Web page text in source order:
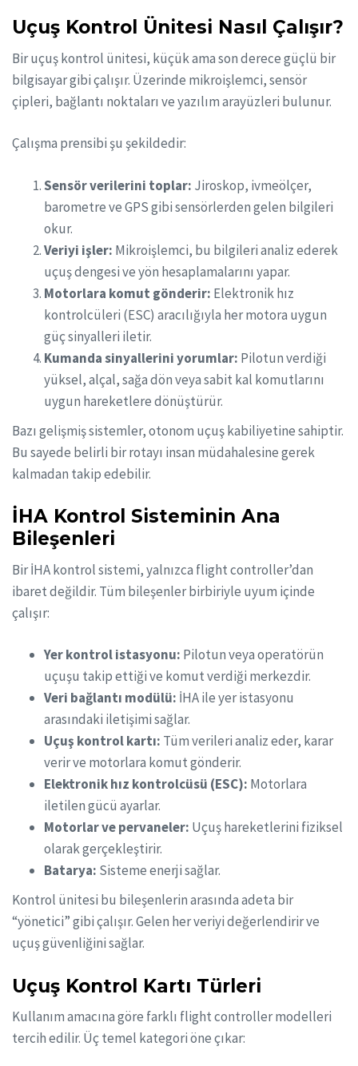
Uçuş Kontrol Ünitesi Nasıl Çalışır?
Bir uçuş kontrol ünitesi, küçük ama son derece güçlü bir
bilgisayar gibi çalışır. Üzerinde mikroişlemci, sensör
çipleri, bağlantı noktaları ve yazılım arayüzleri bulunur.
Çalışma prensibi şu şekildedir:
Sensör verilerini toplar: Jiroskop, ivmeölçer,
barometre ve GPS gibi sensörlerden gelen bilgileri
okur.
Veriyi işler: Mikroişlemci, bu bilgileri analiz ederek
uçuş dengesi ve yön hesaplamalarını yapar.
Motorlara komut gönderir: Elektronik hız
kontrolcüleri (ESC) aracılığıyla her motora uygun
güç sinyalleri iletir.
Kumanda sinyallerini yorumlar: Pilotun verdiği
yüksel, alçal, sağa dön veya sabit kal komutlarını
uygun hareketlere dönüştürür.
Bazı gelişmiş sistemler, otonom uçuş kabiliyetine sahiptir.
Bu sayede belirli bir rotayı insan müdahalesine gerek
kalmadan takip edebilir.
İHA Kontrol Sisteminin Ana
Bileşenleri
Bir İHA kontrol sistemi, yalnızca flight controller’dan
ibaret değildir. Tüm bileşenler birbiriyle uyum içinde
çalışır:
Yer kontrol istasyonu: Pilotun veya operatörün
uçuşu takip ettiği ve komut verdiği merkezdir.
Veri bağlantı modülü: İHA ile yer istasyonu
arasındaki iletişimi sağlar.
Uçuş kontrol kartı: Tüm verileri analiz eder, karar
verir ve motorlara komut gönderir.
Elektronik hız kontrolcüsü (ESC): Motorlara
iletilen gücü ayarlar.
Motorlar ve pervaneler: Uçuş hareketlerini fiziksel
olarak gerçekleştirir.
Batarya: Sisteme enerji sağlar.
Kontrol ünitesi bu bileşenlerin arasında adeta bir
“yönetici” gibi çalışır. Gelen her veriyi değerlendirir ve
uçuş güvenliğini sağlar.
Uçuş Kontrol Kartı Türleri
Kullanım amacına göre farklı flight controller modelleri
tercih edilir. Üç temel kategori öne çıkar: